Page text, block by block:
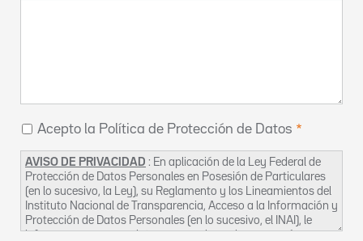
Acepto la Política de Protección de Datos
AVISO DE PRIVACIDAD : En aplicación de la Ley Federal de
Protección de Datos Personales en Posesión de Particulares
(en lo sucesivo, la Ley), su Reglamento y los Lineamientos del
Instituto Nacional de Transparencia, Acceso a la Información y
Protección de Datos Personales (en lo sucesivo, el INAI), le
informamos que sus datos personales se incorporarán a un